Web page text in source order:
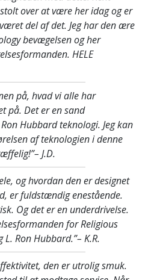
over at være her idag og er
del af det. Jeg har den ære
bevægelsen og her
HELE
på, hvad vi alle har
på. Det er en sand
Hubbard teknologi. Jeg kan
af teknologien i denne
– J.D.
og hvordan den er designet
er fuldstændig enestående.
Og det er en underdrivelse.
for Religious
L. Ron Hubbard.”– K.R.
den er utrolig smuk.